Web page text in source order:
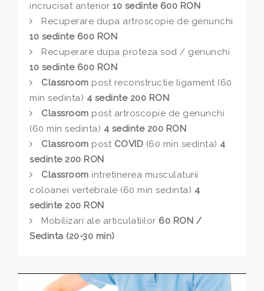
incrucisat anterior 10 sedinte 600 RON
Recuperare dupa artroscopie de genunchi
10 sedinte 600 RON
Recuperare dupa proteza sod / genunchi
10 sedinte 600 RON
Classroom post reconstructie ligament (60
min sedinta) 4 sedinte 200 RON
Classroom post artroscopie de genunchi
(60 min sedinta) 4 sedinte 200 RON
Classroom post COVID (60 min sedinta) 4
sedinte 200 RON
Classroom intretinerea musculaturii
coloanei vertebrale (60 min sedinta) 4
sedinte 200 RON
Mobilizari ale articulatiilor 60 RON /
Sedinta (20-30 min)